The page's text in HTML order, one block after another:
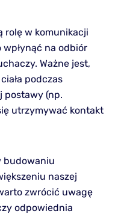
rolę w komunikacji
na odbiór
Ważne jest,
podczas
postawy (np.
utrzymywać kontakt
budowaniu
naszej
zwrócić uwagę
odpowiednia